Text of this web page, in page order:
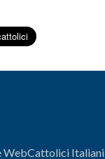
WebCattolici Italiani